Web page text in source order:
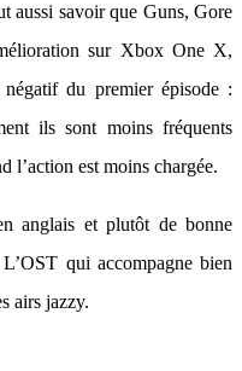
aussi savoir que Guns, Gore
sur Xbox One X,
du premier épisode :
ils sont moins fréquents
l’action est moins chargée.
anglais et plutôt de bonne
qui accompagne bien
airs jazzy.